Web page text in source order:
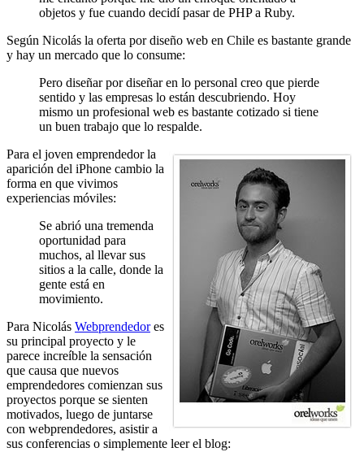
objetos y fue cuando decidí pasar de PHP a Ruby.
Según Nicolás la oferta por diseño web en Chile es bastante grande
y hay un mercado que lo consume:
Pero diseñar por diseñar en lo personal creo que pierde
sentido y las empresas lo están descubriendo. Hoy
mismo un profesional web es bastante cotizado si tiene
un buen trabajo que lo respalde.
Para el joven emprendedor la
aparición del iPhone cambio la
forma en que vivimos
experiencias móviles:
Se abrió una tremenda
oportunidad para
muchos, al llevar sus
sitios a la calle, donde la
gente está en
movimiento.
Para Nicolás Webprendedores
su principal proyecto y le
parece increíble la sensación
que causa que nuevos
emprendedores comienzan sus
proyectos porque se sienten
motivados, luego de juntarse
con webprendedores, asistir a
sus conferencias o simplemente leer el blog: